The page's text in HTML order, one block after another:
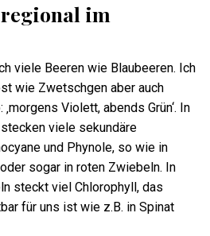
im
viele Beeren wie Blaubeeren. Ich
wie Zwetschgen aber auch
Violett, abends Grün‘. In
viele sekundäre
und Phynole, so wie in
sogar in roten Zwiebeln. In
steckt viel Chlorophyll, das
für uns ist wie z.B. in Spinat